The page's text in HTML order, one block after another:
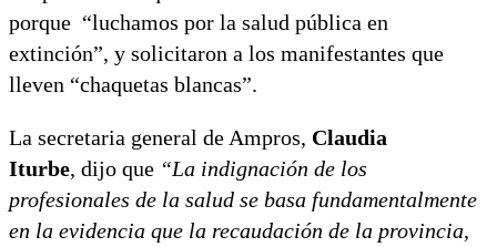
porque “luchamos por la salud pública en
extinción”, y solicitaron a los manifestantes que
lleven “chaquetas blancas”.
La secretaria general de Ampros, Claudia
Iturbe, dijo que “La indignación de los
profesionales de la salud se basa fundamentalmente
en la evidencia que la recaudación de la provincia,